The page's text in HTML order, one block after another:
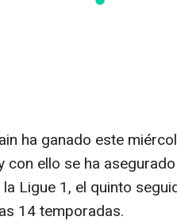
ha ganado este
con ello se ha
Ligue 1, el quinto
14 temporadas.